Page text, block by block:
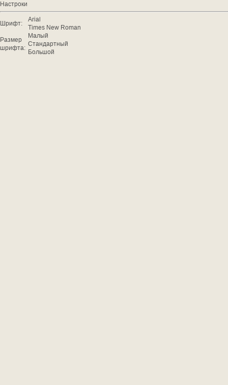
Настроки
Шрифт:
Arial
Times New Roman
Размер
шрифта:
Малый
Стандартный
Большой